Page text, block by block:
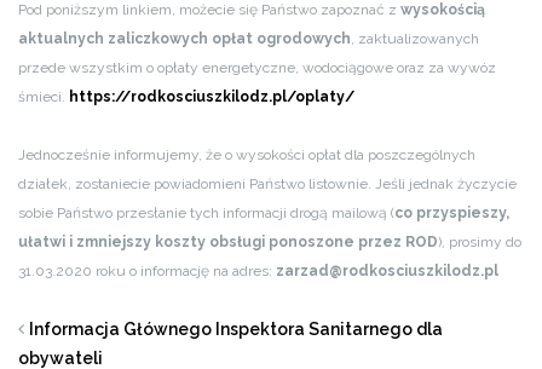
Pod poniższym linkiem, możecie się Państwo zapoznać z wysokością
aktualnych zaliczkowych opłat ogrodowych, zaktualizowanych
przede wszystkim o opłaty energetyczne, wodociągowe oraz za wywóz
śmieci. https://rodkosciuszkilodz.pl/oplaty/
Jednocześnie informujemy, że o wysokości opłat dla poszczególnych
działek, zostaniecie powiadomieni Państwo listownie. Jeśli jednak życzycie
sobie Państwo przesłanie tych informacji drogą mailową (co przyspieszy,
ułatwi i zmniejszy koszty obsługi ponoszone przez ROD), prosimy do
31.03.2020 roku o informację na adres: zarzad@rodkosciuszkilodz.pl
Informacja Głównego Inspektora Sanitarnego dla
obywateli